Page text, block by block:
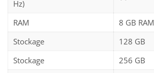
Hz)
RAM
8 GB RAM
Stockage
128 GB
Stockage
256 GB